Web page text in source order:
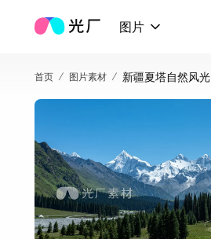
图片
首页 图片素材 新疆夏塔自然风光